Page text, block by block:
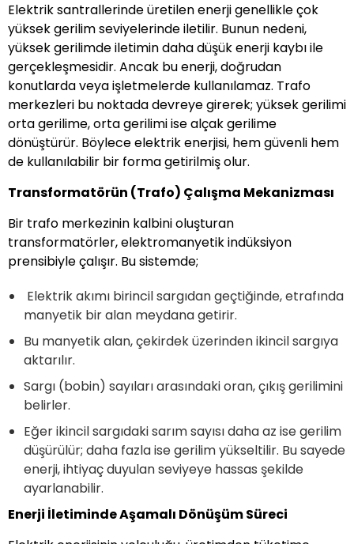
Elektrik santrallerinde üretilen enerji genellikle çok
yüksek gerilim seviyelerinde iletilir. Bunun nedeni,
yüksek gerilimde iletimin daha düşük enerji kaybı ile
gerçekleşmesidir. Ancak bu enerji, doğrudan
konutlarda veya işletmelerde kullanılamaz. Trafo
merkezleri bu noktada devreye girerek; yüksek gerilimi
orta gerilime, orta gerilimi ise alçak gerilime
dönüştürür. Böylece elektrik enerjisi, hem güvenli hem
de kullanılabilir bir forma getirilmiş olur.
Transformatörün (Trafo) Çalışma Mekanizması
Bir trafo merkezinin kalbini oluşturan
transformatörler, elektromanyetik indüksiyon
prensibiyle çalışır. Bu sistemde;
Elektrik akımı birincil sargıdan geçtiğinde, etrafında
manyetik bir alan meydana getirir.
Bu manyetik alan, çekirdek üzerinden ikincil sargıya
aktarılır.
Sargı (bobin) sayıları arasındaki oran, çıkış gerilimini
belirler.
Eğer ikincil sargıdaki sarım sayısı daha az ise gerilim
düşürülür; daha fazla ise gerilim yükseltilir. Bu sayede
enerji, ihtiyaç duyulan seviyeye hassas şekilde
ayarlanabilir.
Enerji İletiminde Aşamalı Dönüşüm Süreci